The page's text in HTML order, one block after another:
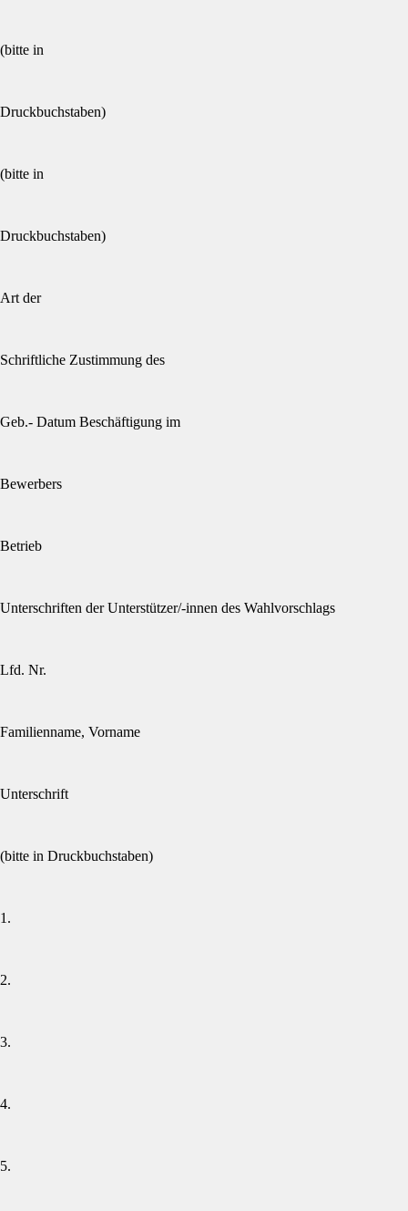
(bitte in
Druckbuchstaben)
(bitte in
Druckbuchstaben)
Art der
Schriftliche Zustimmung des
Geb.- Datum Beschäftigung im
Bewerbers
Betrieb
Unterschriften der Unterstützer/-innen des Wahlvorschlags
Lfd. Nr.
Familienname, Vorname
Unterschrift
(bitte in Druckbuchstaben)
1.
2.
3.
4.
5.